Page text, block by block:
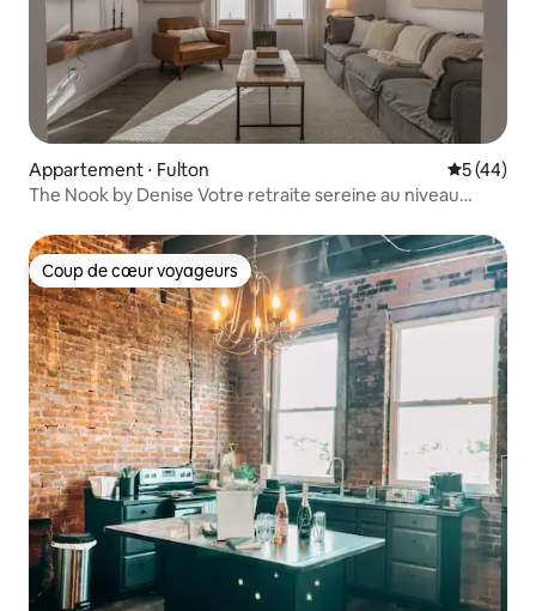
Appartement ⋅ Fulton
5 (44)
The Nook by Denise Votre retraite sereine au niveau
Coup de cœur voyageurs
Coup de cœur voyageurs